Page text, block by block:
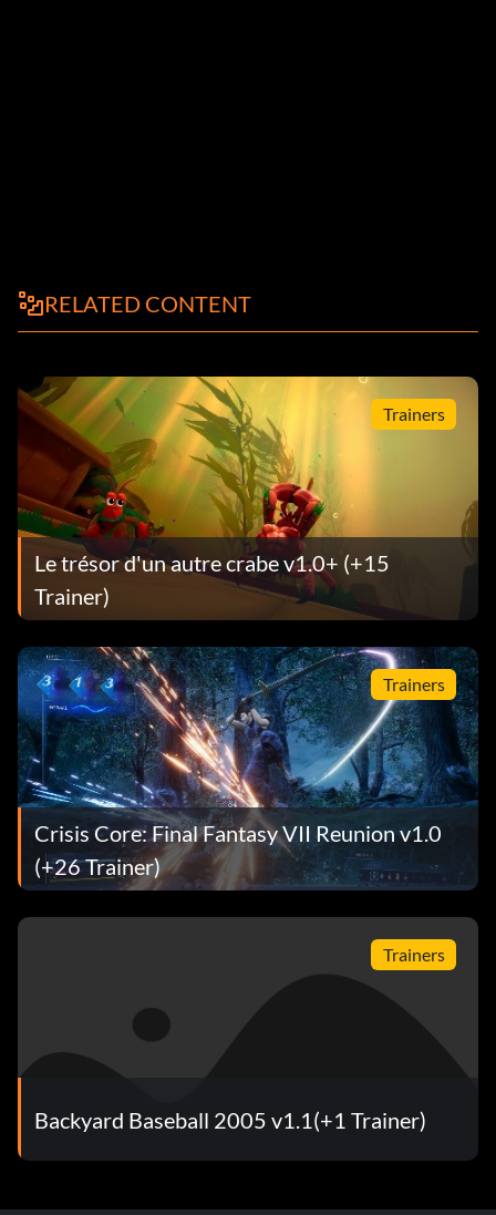
RELATED CONTENT
Trainers
Le trésor d'un autre crabe v1.0+ (+15
Trainer)
Trainers
Crisis Core: Final Fantasy VII Reunion v1.0
(+26 Trainer)
Trainers
Backyard Baseball 2005 v1.1(+1 Trainer)